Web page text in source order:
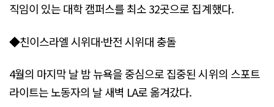
직임이 있는 대학 캠퍼스를 최소 32곳으로 집계했다.
◆친이스라엘 시위대·반전 시위대 충돌
4월의 마지막 날 밤 뉴욕을 중심으로 집중된 시위의 스포트
라이트는 노동자의 날 새벽 LA로 옮겨갔다.